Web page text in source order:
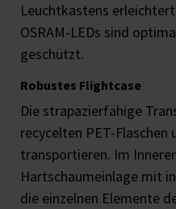
Leuchtkastens
OSRAM-LEDs sind
geschützt.
Robustes Flightcase
Die strapazierfähige
recycelten PET-Flaschen
transportieren. Im
Hartschaumeinlage mit
die einzelnen Elemente